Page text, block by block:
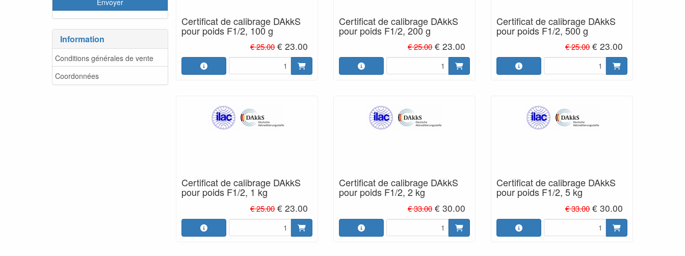
Information
Conditions générales de vente
Coordonnées
Certificat de calibrage DAkkS
pour poids F1/2, 100 g
€ 25.00 € 23.00
Certificat de calibrage DAkkS
pour poids F1/2, 200 g
€ 25.00 € 23.00
Certificat de calibrage DAkkS
pour poids F1/2, 500 g
€ 25.00 € 23.00
Certificat de calibrage DAkkS
pour poids F1/2, 1 kg
€ 25.00 € 23.00
Certificat de calibrage DAkkS
pour poids F1/2, 2 kg
€ 33.00 € 30.00
Certificat de calibrage DAkkS
pour poids F1/2, 5 kg
€ 33.00 € 30.00